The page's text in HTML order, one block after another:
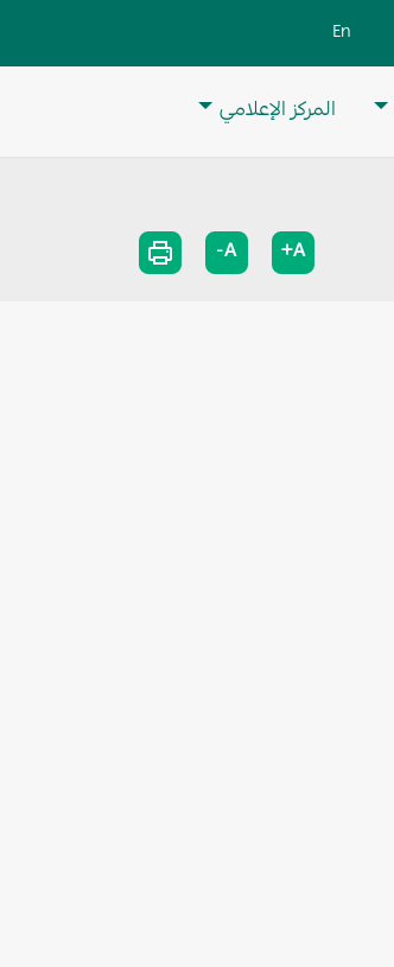
En
المركز الإعلامي
A+
A-